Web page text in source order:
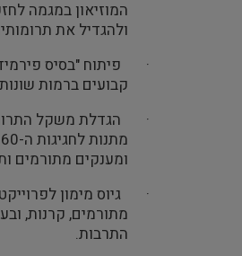
המוזיאון במגמה
ולהגדיל את
·
פיתוח "בסיס
קבועים ברמות
·
הגדלת משקל
ומענקים מתורמים
·
גיוס מימון
מתורמים, קרנות,
התרבות.